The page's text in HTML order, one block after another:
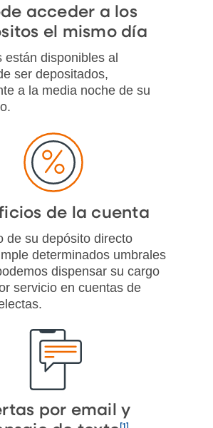
acceder a los
el mismo día
están disponibles al
ser depositados,
a la media noche de su
de la cuenta
de su depósito directo
determinados umbrales
dispensar su cargo
servicio en cuentas de
por email y